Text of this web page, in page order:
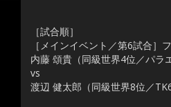
［試合順］
［メインイベント／第6試合］
内藤 頌貴（同級世界4位／パラ
vs
渡辺 健太郎（同級世界8位／